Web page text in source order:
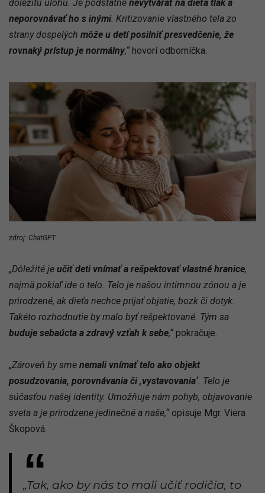
dôležitú úlohu. Je podstatné nevytvárať na dieťa tlak a
neporovnávať ho s inými . Kritizovanie vlastného tela zo
strany dospelých môže u detí posilniť presvedčenie, že
rovnaký prístup je normálny,“ hovorí odborníčka.
zdroj: ChatGPT
„Dôležité je učiť deti vnímať a rešpektovať vlastné hranice,
najmä pokiaľ ide o telo. Telo je našou intímnou zónou a je
prirodzené, ak dieťa nechce prijať objatie, bozk či dotyk.
Takéto rozhodnutie by malo byť rešpektované. Tým sa
buduje sebaúcta a zdravý vzťah k sebe,“ pokračuje.
„Zároveň by sme nemali vnímať telo ako objekt
posudzovania, porovnávania či ,vystavovania‘. Telo je
súčasťou našej identity. Umožňuje nám pohyb, objavovanie
sveta a je prirodzene jedinečné a naše,“ opisuje Mgr. Viera
Škopová.
„Tak, ako by nás to mali učiť rodičia, to